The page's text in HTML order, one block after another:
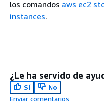
los comandos aws ec2
instances.
¿Le ha servido de
Sí
No
Enviar comentarios